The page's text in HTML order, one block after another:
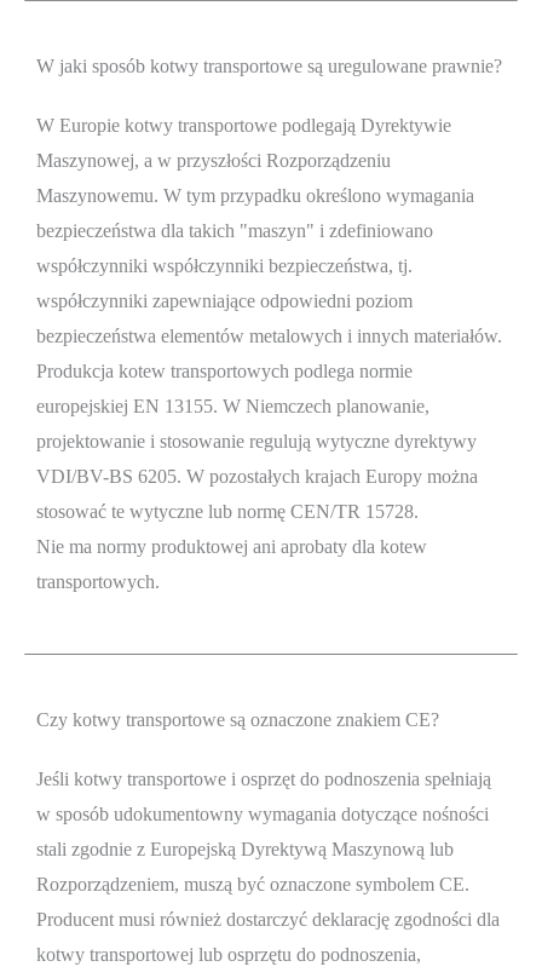
W jaki sposób kotwy transportowe są uregulowane prawnie?
W Europie kotwy transportowe podlegają Dyrektywie
Maszynowej, a w przyszłości Rozporządzeniu
Maszynowemu. W tym przypadku określono wymagania
bezpieczeństwa dla takich "maszyn" i zdefiniowano
współczynniki współczynniki bezpieczeństwa, tj.
współczynniki zapewniające odpowiedni poziom
bezpieczeństwa elementów metalowych i innych materiałów.
Produkcja kotew transportowych podlega normie
europejskiej EN 13155. W Niemczech planowanie,
projektowanie i stosowanie regulują wytyczne dyrektywy
VDI/BV-BS 6205. W pozostałych krajach Europy można
stosować te wytyczne lub normę CEN/TR 15728.
Nie ma normy produktowej ani aprobaty dla kotew
transportowych.
Czy kotwy transportowe są oznaczone znakiem CE?
Jeśli kotwy transportowe i osprzęt do podnoszenia spełniają
w sposób udokumentowny wymagania dotyczące nośności
stali zgodnie z Europejską Dyrektywą Maszynową lub
Rozporządzeniem, muszą być oznaczone symbolem CE.
Producent musi również dostarczyć deklarację zgodności dla
kotwy transportowej lub osprzętu do podnoszenia,